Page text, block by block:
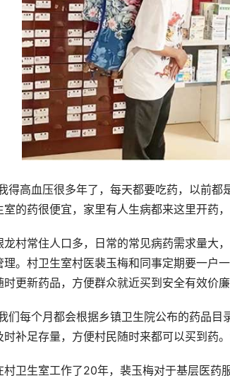
高血压很多年了，每天都要吃药，以前都
室的药很便宜，家里有人生病都来这里开药
常住人口多，日常的常见病药需求量大，
理。村卫生室村医裴玉梅和同事定期要一户
时更新药品，方便群众就近买到安全有效价廉
每个月都会根据乡镇卫生院公布的药品目
时补足存量，方便村民随时来都可以买到药。
生室工作了20年，裴玉梅对于基层医药